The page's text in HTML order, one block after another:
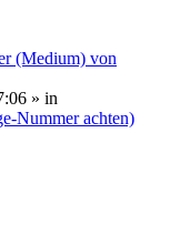
(Medium) von
» in
Nummer achten)